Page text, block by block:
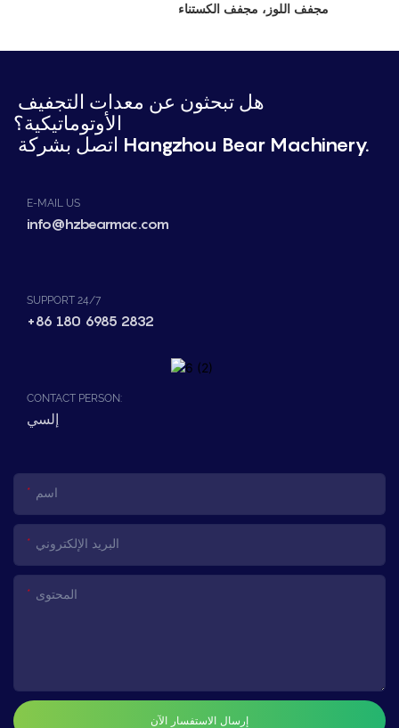
مجفف اللوز، مجفف الكستناء
الأوتوماتيكية؟
اتصل بشركة Hangzhou Bear Machinery.
E-MAIL US
info@hzbearmac.com
SUPPORT 24/7
+86 180 6985 2832
CONTACT PERSON:
إلسي
اسم
البريد الإلكتروني
المحتوى
إرسال الاستفسار الآن